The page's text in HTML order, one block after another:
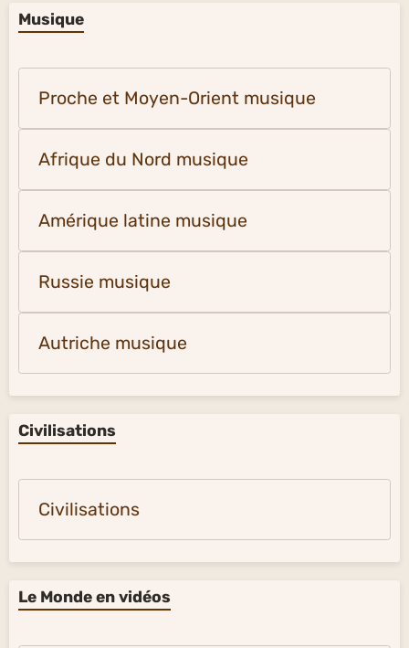
Musique
Proche et Moyen-Orient musique
Afrique du Nord musique
Amérique latine musique
Russie musique
Autriche musique
Civilisations
Civilisations
Le Monde en vidéos